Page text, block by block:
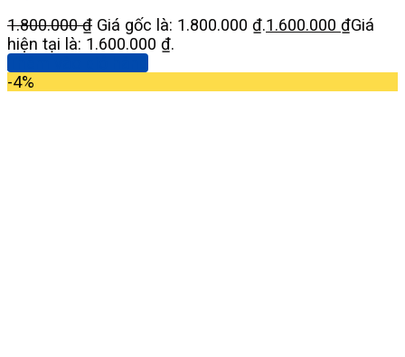
1.800.000₫ Giá gốc là: 1.800.000 ₫.1.600.000 ₫Giá
hiện tại là: 1.600.000 ₫.
-4%